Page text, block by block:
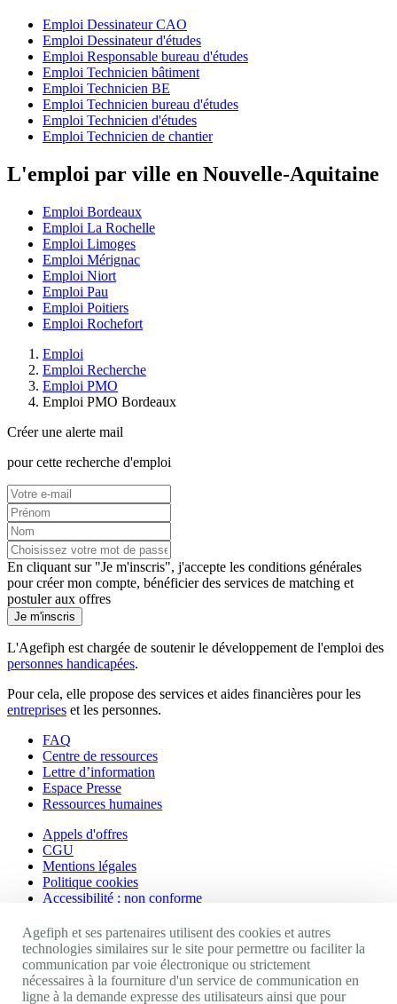
Emploi Dessinateur CAO
Emploi Dessinateur d'études
Emploi Responsable bureau d'études
Emploi Technicien bâtiment
Emploi Technicien BE
Emploi Technicien bureau d'études
Emploi Technicien d'études
Emploi Technicien de chantier
L'emploi par ville en Nouvelle-Aquitaine
Emploi Bordeaux
Emploi La Rochelle
Emploi Limoges
Emploi Mérignac
Emploi Niort
Emploi Pau
Emploi Poitiers
Emploi Rochefort
Emploi
Emploi Recherche
Emploi PMO
Emploi PMO Bordeaux
Créer une alerte mail
pour cette recherche d'emploi
En cliquant sur "Je m'inscris", j'accepte les conditions générales
pour créer mon compte, bénéficier des services de matching et
postuler aux offres
Je m'inscris
L'Agefiph est chargée de soutenir le développement de l'emploi des
personnes handicapées.
Pour cela, elle propose des services et aides financières pour les
entreprises et les personnes.
FAQ
Centre de ressources
Lettre d’information
Espace Presse
Ressources humaines
Appels d'offres
CGU
Mentions légales
Politique cookies
Accessibilité : non conforme
Nos autres sites
Site portail Agefiph
Activateur de progrès
Agefiph et ses partenaires utilisent des cookies et autres
technologies similaires sur le site pour permettre ou faciliter la
communication par voie électronique ou strictement
nécessaires à la fourniture d'un service de communication en
ligne à la demande expresse des utilisateurs ainsi que pour